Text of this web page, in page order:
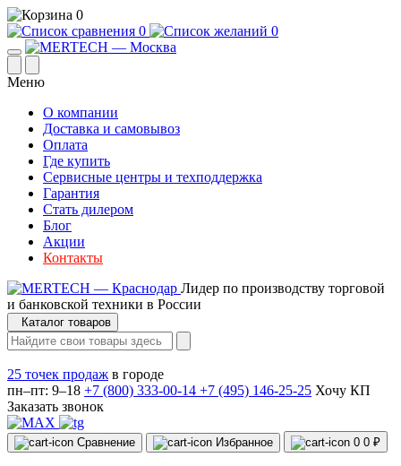
0
0
0
Меню
О компании
Доставка и самовывоз
Оплата
Где купить
Сервисные центры и техподдержка
Гарантия
Стать дилером
Блог
Акции
Контакты
Лидер по производству торговой
и банковской техники в России
Каталог товаров
25 точек продаж в городе
пн–пт: 9–18 +7 (800) 333-00-14 +7 (495) 146-25-25 Хочу КП
Заказать звонок
Сравнение Избранное 0 0 ₽